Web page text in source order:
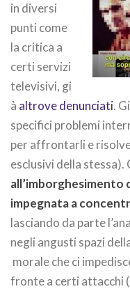
in diversi
punti come
la critica a
certi servizi
televisivi, gi
à altrove denunciati.
specifici problemi
per affrontarli e
esclusivi della stessa).
all’imborghesimento
impegnata a
lasciando da parte
negli angusti spazi
morale che ci
fronte a certi attacchi